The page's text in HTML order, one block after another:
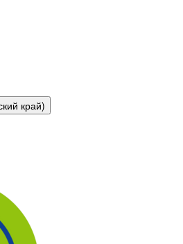
край)